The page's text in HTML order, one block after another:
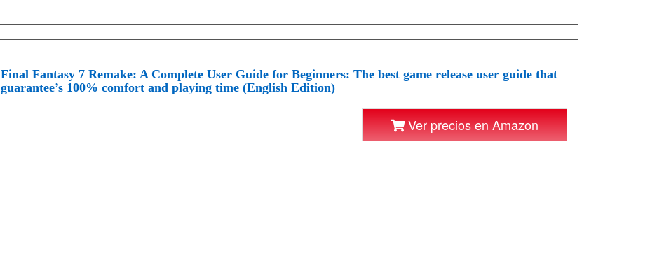
Final Fantasy 7 Remake: A Complete User Guide for Beginners: The best game release user guide that
guarantee’s 100% comfort and playing time (English Edition)
Ver precios en Amazon